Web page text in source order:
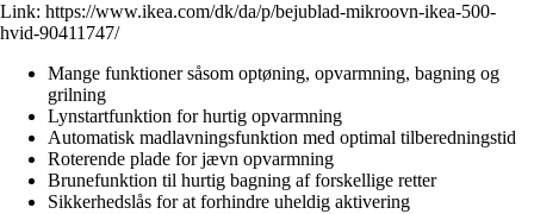
Link: https://www.ikea.com/dk/da/p/bejublad-mikroovn-ikea-500-
hvid-90411747/
Mange funktioner såsom optøning, opvarmning, bagning og
grilning
Lynstartfunktion for hurtig opvarmning
Automatisk madlavningsfunktion med optimal tilberedningstid
Roterende plade for jævn opvarmning
Brunefunktion til hurtig bagning af forskellige retter
Sikkerhedslås for at forhindre uheldig aktivering